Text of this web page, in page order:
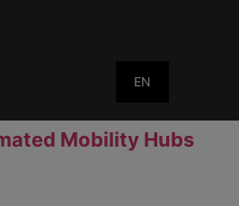
EN
Mobility Hubs